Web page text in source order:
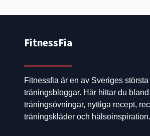
FitnessFia
Fitnessfia är en av Sveriges
träningsbloggar. Här hittar du
träningsövningar, nyttiga recept,
träningskläder och hälsoinspiration.